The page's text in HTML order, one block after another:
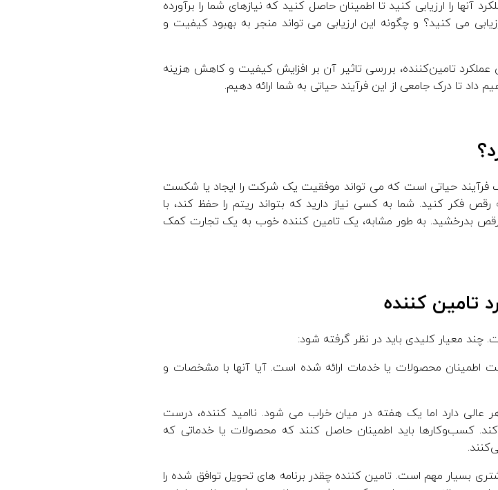
آنها را ارزیابی کنید تا اطمینان حاصل کنید که نیازهای شما را برآورده
می کنید؟ و چگونه این ارزیابی می تواند منجر به بهبود کیفیت و
عملکرد تامین‌کننده، بررسی تاثیر آن بر افزایش کیفیت و کاهش هزینه
داد تا درک جامعی از این فرآیند حیاتی به شما ارائه دهیم.
حیاتی است که می تواند موفقیت یک شرکت را ایجاد یا شکست
فکر کنید. شما به کسی نیاز دارید که بتواند ریتم را حفظ کند، با
بدرخشید. به طور مشابه، یک تامین کننده خوب به یک تجارت کمک
تامین کننده
چند معیار کلیدی باید در نظر گرفته شود:
اطمینان محصولات یا خدمات ارائه شده است. آیا آنها با مشخصات و
دارد اما یک هفته در میان خراب می شود. ناامید کننده، درست
کسب‌وکارها باید اطمینان حاصل کنند که محصولات یا خدماتی که
بسیار مهم است. تامین کننده چقدر برنامه های تحویل توافق شده را